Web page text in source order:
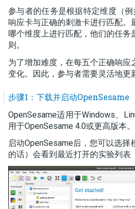
参与者的任务是根据特定维度（
响应卡与正确的刺激卡进行匹配。
哪个维度上进行匹配，他们的任务
则。
为了增加难度，在每五个正确响应
变化。因此，参与者需要灵活地更
步骤1：下载并启动OpenSesame
OpenSesame适用于Windows、
用于OpenSesame 4.0或更高版本。
启动OpenSesame后，您可以选
的话）会看到最近打开的实验列表